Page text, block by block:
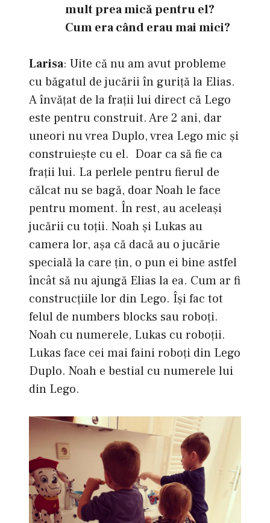
mult prea mică pentru el?
Cum era când erau mai mici?
Larisa: Uite că nu am avut probleme
cu băgatul de jucării în guriță la Elias.
A învățat de la frații lui direct că Lego
este pentru construit. Are 2 ani, dar
uneori nu vrea Duplo, vrea Lego mic și
construiește cu el. Doar ca să fie ca
frații lui. La perlele pentru fierul de
călcat nu se bagă, doar Noah le face
pentru moment. În rest, au aceleași
jucării cu toții. Noah și Lukas au
camera lor, aşa că dacă au o jucărie
specială la care țin, o pun ei bine astfel
încât să nu ajungă Elias la ea. Cum ar fi
construcțiile lor din Lego. Își fac tot
felul de numbers blocks sau roboţi.
Noah cu numerele, Lukas cu roboţii.
Lukas face cei mai faini roboţi din Lego
Duplo. Noah e bestial cu numerele lui
din Lego.